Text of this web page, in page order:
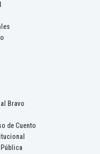
Bravo
de Cuento